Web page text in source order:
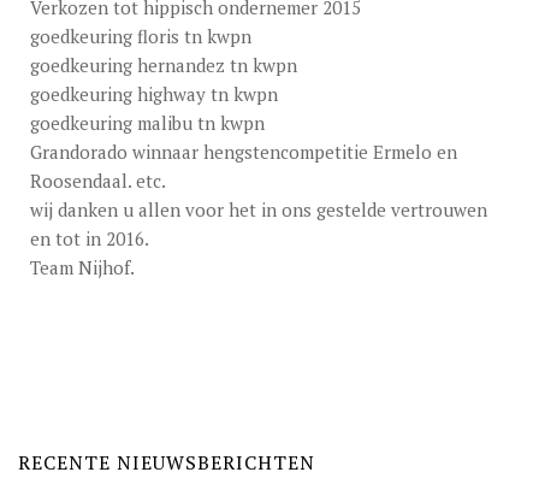
TEAM NIJHOF MARKET
CONTACT
Verkozen tot hippisch ondernemer 2015
goedkeuring floris tn kwpn
goedkeuring hernandez tn kwpn
goedkeuring highway tn kwpn
goedkeuring malibu tn kwpn
Grandorado winnaar hengstencompetitie Ermelo en
Roosendaal. etc.
wij danken u allen voor het in ons gestelde vertrouwen
en tot in 2016.
Team Nijhof.
RECENTE NIEUWSBERICHTEN